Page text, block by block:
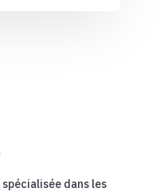
dans les